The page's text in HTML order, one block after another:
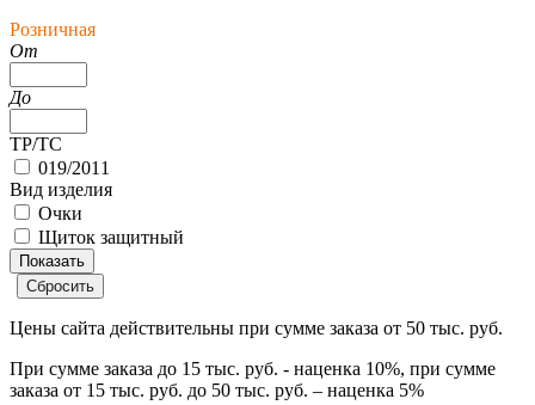
Розничная
От
До
ТР/ТС
019/2011
Вид изделия
Очки
Щиток защитный
Цены сайта действительны при сумме заказа от 50 тыс. руб.
При сумме заказа до 15 тыс. руб. - наценка 10%, при сумме
заказа от 15 тыс. руб. до 50 тыс. руб. – наценка 5%